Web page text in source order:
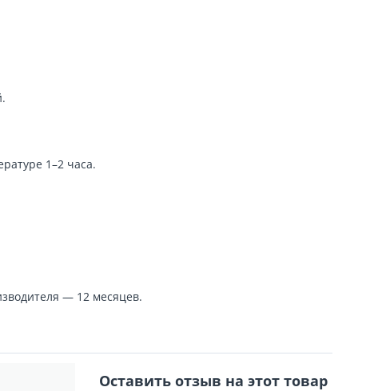
1–2 часа.
— 12 месяцев.
Оставить отзыв на этот товар